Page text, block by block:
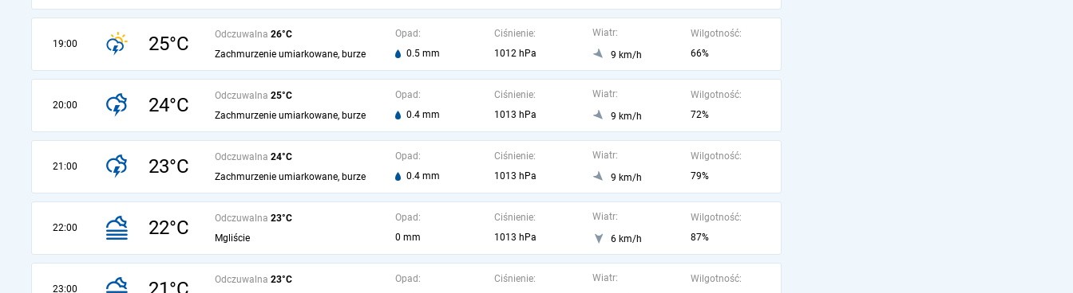
19:00 25°C Odczuwalna 26°C
Zachmurzenie umiarkowane, burze
Opad:
0.5 mm
Ciśnienie:
1012 hPa
Wiatr:
9 km/h
Wilgotność:
66%
20:00 24°C Odczuwalna 25°C
Zachmurzenie umiarkowane, burze
Opad:
0.4 mm
Ciśnienie:
1013 hPa
Wiatr:
9 km/h
Wilgotność:
72%
21:00 23°C Odczuwalna 24°C
Zachmurzenie umiarkowane, burze
Opad:
0.4 mm
Ciśnienie:
1013 hPa
Wiatr:
9 km/h
Wilgotność:
79%
22:00 22°C Odczuwalna 23°C
Mgliście
Opad:
0 mm
Ciśnienie:
1013 hPa
Wiatr:
6 km/h
Wilgotność:
87%
23:00
Odczuwalna 23°C
Opad:
Ciśnienie:
Wiatr:
Wilgotność: